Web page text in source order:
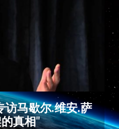
马歇尔.维安.萨
真相"